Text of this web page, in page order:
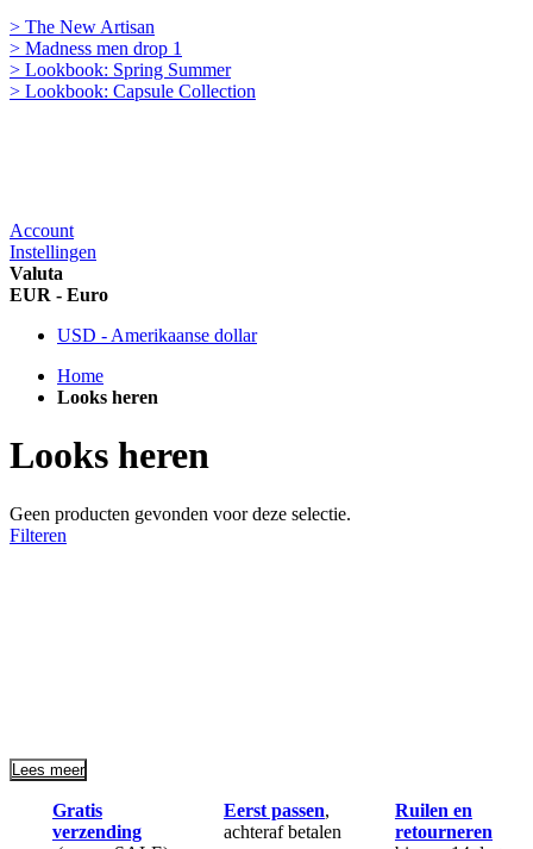
> The New Artisan
> Madness men drop 1
> Lookbook: Spring Summer
> Lookbook: Capsule Collection
Account
Instellingen
Valuta
EUR - Euro
USD - Amerikaanse dollar
Home
Looks heren
Looks heren
Geen producten gevonden voor deze selectie.
Filteren
Lees meer
Gratis
verzending
Eerst passen,
achteraf betalen
Ruilen en
retourneren